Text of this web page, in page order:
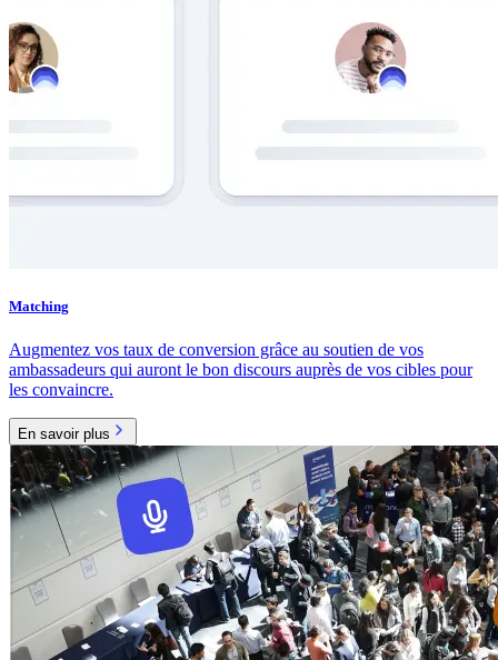
Matching
Augmentez vos taux de conversion grâce au soutien de vos
ambassadeurs qui auront le bon discours auprès de vos cibles pour
les convaincre.
En savoir plus